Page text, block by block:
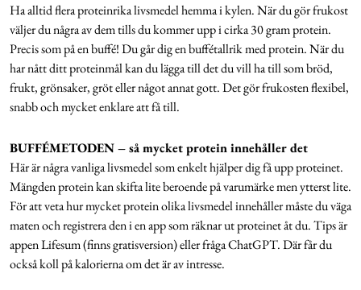
Ha alltid flera proteinrika livsmedel hemma i kylen. När du gör frukost
väljer du några av dem tills du kommer upp i cirka 30 gram protein.
Precis som på en buffé! Du går dig en buffétallrik med protein. När du
har nått ditt proteinmål kan du lägga till det du vill ha till som bröd,
frukt, grönsaker, gröt eller något annat gott. Det gör frukosten flexibel,
snabb och mycket enklare att få till.
BUFFÉMETODEN – så mycket protein innehåller det
Här är några vanliga livsmedel som enkelt hjälper dig få upp proteinet.
Mängden protein kan skifta lite beroende på varumärke men ytterst lite.
För att veta hur mycket protein olika livsmedel innehåller måste du väga
maten och registrera den i en app som räknar ut proteinet åt du. Tips är
appen Lifesum (finns gratisversion) eller fråga ChatGPT. Där får du
också koll på kalorierna om det är av intresse.